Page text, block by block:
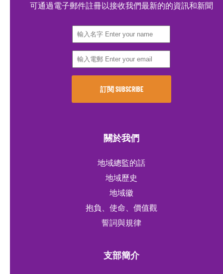
可通過電子郵件註冊以接收我們最新的的資訊和新聞
關於我們
地域總監的話
地域歷史
地域徽
抱負、使命、價值觀
誓詞與規律
支部簡介